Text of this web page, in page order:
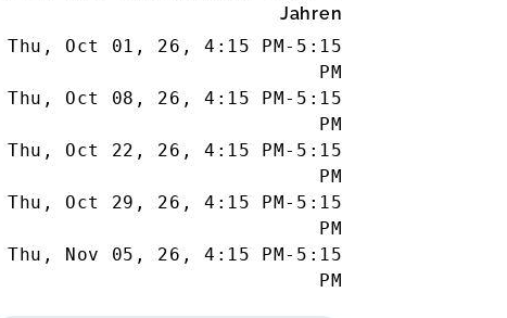
Jahren
Thu, Oct 01, 26 , 4:15 PM - 5:15
PM
Thu, Oct 08, 26 , 4:15 PM - 5:15
PM
Thu, Oct 22, 26 , 4:15 PM - 5:15
PM
Thu, Oct 29, 26 , 4:15 PM - 5:15
PM
Thu, Nov 05, 26 , 4:15 PM - 5:15
PM